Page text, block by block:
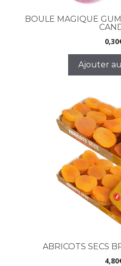
BOULE MAGIQUE
0,30
Ajouter
ABRICOTS SECS
4,80